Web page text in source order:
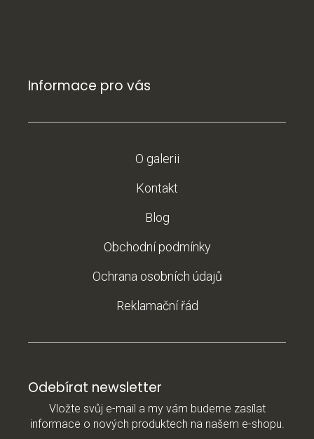
Informace pro vás
O galerii
Kontakt
Blog
Obchodní podmínky
Ochrana osobních údajů
Reklamační řád
Odebírat newsletter
Vložte svůj e-mail a my vám budeme zasílat
informace o nových produktech na našem e-shopu.